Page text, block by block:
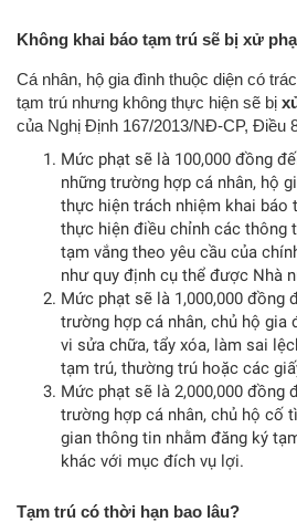
Không khai báo tạm trú sẽ bị xử
Cá nhân, hộ gia đình thuộc diện có
tạm trú nhưng không thực hiện sẽ bị
của Nghị Định 167/2013/NĐ-CP, Điều
Mức phạt sẽ là 100,000 đồng
những trường hợp cá nhân, hộ
thực hiện trách nhiệm khai báo
thực hiện điều chỉnh các thông
tạm vắng theo yêu cầu của
như quy định cụ thể được Nhà
Mức phạt sẽ là 1,000,000 đồng
trường hợp cá nhân, chủ hộ gia
vi sửa chữa, tẩy xóa, làm sai
tạm trú, thường trú hoặc các
Mức phạt sẽ là 2,000,000 đồng
trường hợp cá nhân, chủ hộ cố
gian thông tin nhằm đăng ký
khác với mục đích vụ lợi.
Tạm trú có thời hạn bao lâu?